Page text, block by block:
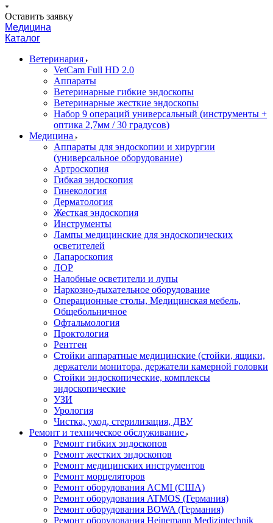
Оставить заявку
Медицина
Каталог
Ветеринария
VetCam Full HD 2.0
Аппараты
Ветеринарные гибкие эндоскопы
Ветеринарные жесткие эндоскопы
Набор 9 операций универсальный (инструменты +
оптика 2,7мм / 30 градусов)
Медицина
Аппараты для эндоскопии и хирургии
(универсальное оборудование)
Артроскопия
Гибкая эндоскопия
Гинекология
Дерматология
Жесткая эндоскопия
Инструменты
Лампы медицинские для эндоскопических
осветителей
Лапароскопия
ЛОР
Налобные осветители и лупы
Наркозно-дыхательное оборудование
Операционные столы, Медицинская мебель,
Общебольничное
Офтальмология
Проктология
Рентген
Стойки аппаратные медицинские (стойки, ящики,
держатели монитора, держатели камерной головки
Стойки эндоскопические, комплексы
эндоскопические
УЗИ
Урология
Чистка, уход, стерилизация, ДВУ
Ремонт и техническое обслуживание
Ремонт гибких эндоскопов
Ремонт жестких эндоскопов
Ремонт медицинских инструментов
Ремонт морцеляторов
Ремонт оборудования ACMI (США)
Ремонт оборудования ATMOS (Германия)
Ремонт оборудования BOWA (Германия)
Ремонт оборудования Heinemann Medizintechnik